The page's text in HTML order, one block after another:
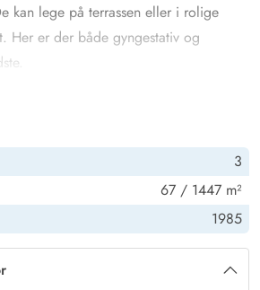
kan lege på terrassen eller i rolige
Her er der både gyngestativ og
hygge
af hjertevarme. De rå træplanker på
fra den knitrende brændeovn og den
til naturen udenfor skaber atmosfære og
til mørke aftener på langs eller
bog eller et spil med familien. Huset
3
67 / 1447 m²
1985